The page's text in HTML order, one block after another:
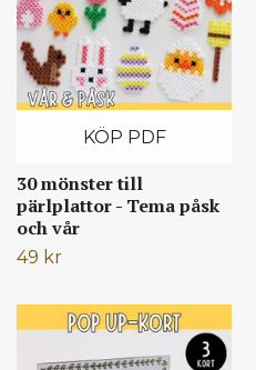
KÖP PDF
30 mönster till
pärlplattor - Tema påsk
och vår
49 kr